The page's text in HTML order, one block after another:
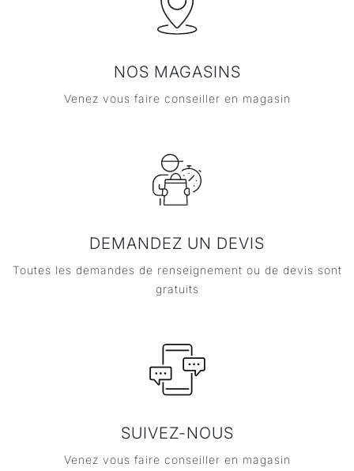
NOS MAGASINS
Venez vous faire conseiller en magasin
DEMANDEZ UN DEVIS
Toutes les demandes de renseignement ou de devis sont
gratuits
SUIVEZ-NOUS
Venez vous faire conseiller en magasin